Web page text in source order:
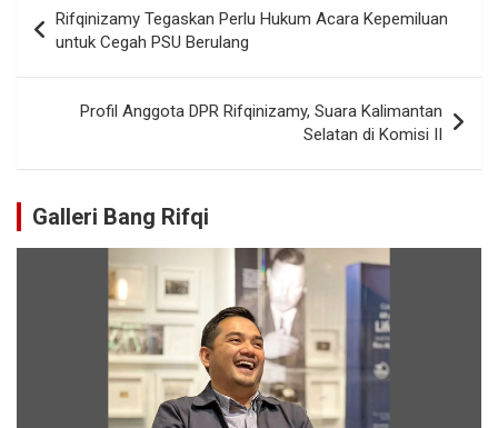
Rifqinizamy Tegaskan Perlu Hukum Acara Kepemiluan
untuk Cegah PSU Berulang
Profil Anggota DPR Rifqinizamy, Suara Kalimantan
Selatan di Komisi II
Galleri Bang Rifqi